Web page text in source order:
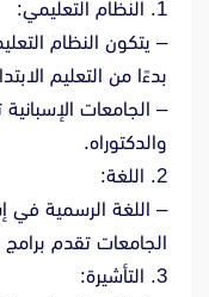
1. النظام التعليمي:
– يتكون النظام
بدءًا من التعليم
– الجامعات
والدكتوراه.
2. اللغة:
– اللغة الرسمية في
الجامعات تقدم برامج
3. التأشيرة: